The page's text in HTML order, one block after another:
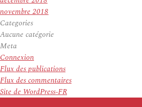
novembre 2018
Categories
Aucune catégorie
Meta
Connexion
Flux des publications
Flux des commentaires
Site de WordPress-FR